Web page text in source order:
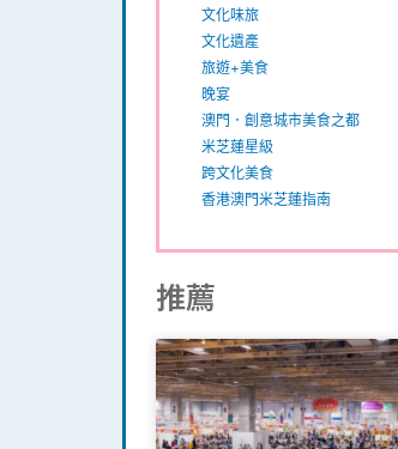
文化味旅
文化遺產
旅遊+美食
晚宴
澳門．創意城市美食之都
米芝蓮星級
跨文化美食
香港澳門米芝蓮指南
推薦